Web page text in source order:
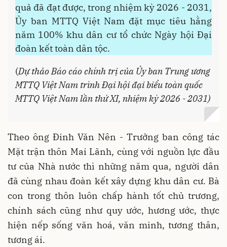
quả đã đạt được, trong nhiệm kỳ 2026 - 2031,
Ủy ban MTTQ Việt Nam đặt mục tiêu hằng
năm 100% khu dân cư tổ chức Ngày hội Đại
đoàn kết toàn dân tộc.
(Dự thảo Báo cáo chính trị của Ủy ban Trung ương
MTTQ Việt Nam trình Đại hội đại biểu toàn quốc
MTTQ Việt Nam lần thứ XI, nhiệm kỳ 2026 - 2031)
Theo ông Đinh Văn Nên - Trưởng ban công tác
Mặt trận thôn Mai Lãnh, cùng với nguồn lực đầu
tư của Nhà nước thì những năm qua, người dân
đã cùng nhau đoàn kết xây dựng khu dân cư. Bà
con trong thôn luôn chấp hành tốt chủ trương,
chính sách cũng như quy ước, hương ước, thực
hiện nếp sống văn hoá, văn minh, tương thân,
tương ái.